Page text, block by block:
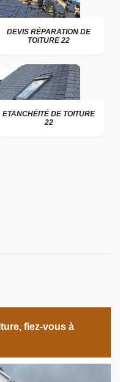
DEVIS RÉPARATION DE
TOITURE 22
ETANCHÉITÉ DE TOITURE
22
fiez-vous à